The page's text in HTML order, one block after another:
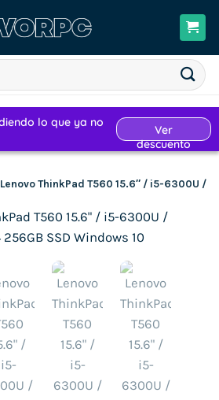
Lenovo ThinkPad T560 15.6″ / i5-6300U /